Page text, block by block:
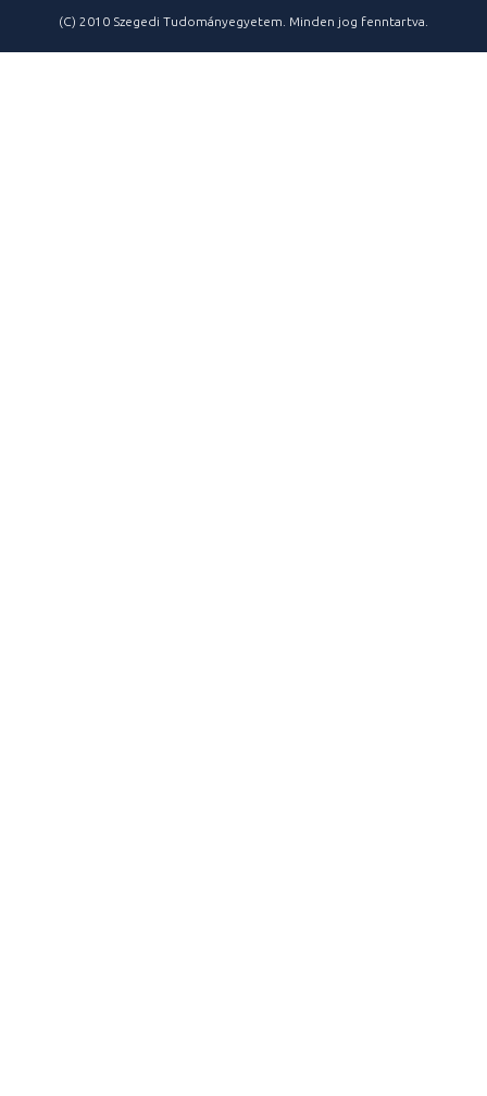
(C) 2010 Szegedi Tudományegyetem. Minden jog fenntartva.